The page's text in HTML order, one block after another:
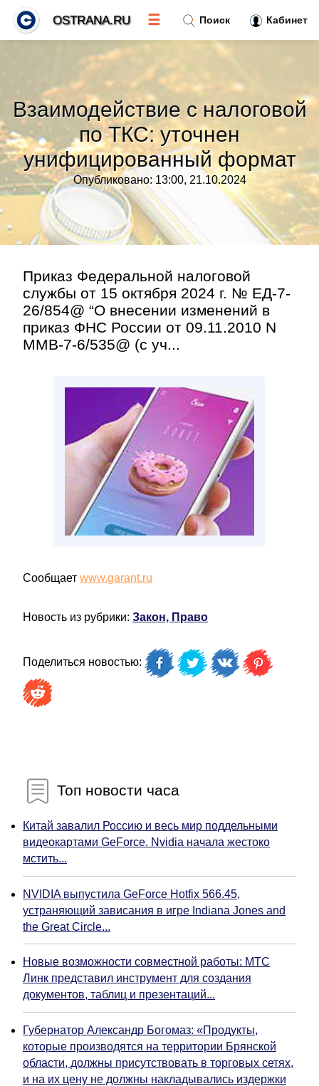
Взаимодействие с налоговой
по ТКС: уточнен
унифицированный формат
Опубликовано: 13:00, 21.10.2024
Приказ Федеральной налоговой
службы от 15 октября 2024 г. № ЕД-7-
26/854@ “О внесении изменений в
приказ ФНС России от 09.11.2010 N
ММВ-7-6/535@ (с уч...
Сообщает www.garant.ru
Новость из рубрики: Закон, Право
Поделиться новостью:
Топ новости часа
Китай завалил Россию и весь мир поддельными
видеокартами GeForce. Nvidia начала жестоко
мстить...
NVIDIA выпустила GeForce Hotfix 566.45,
устраняющий зависания в игре Indiana Jones and
the Great Circle...
Новые возможности совместной работы: МТС
Линк представил инструмент для создания
документов, таблиц и презентаций...
Губернатор Александр Богомаз: «Продукты,
которые производятся на территории Брянской
области, должны присутствовать в торговых сетях,
и на их цену не должны накладывались издержки
Поиск Кабинет
OSTRANA.RU ☰
Тренды новостей»
Рубрики»
Правила
Контакт»